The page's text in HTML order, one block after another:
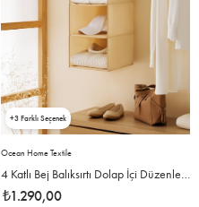
Ocean Home Textile
4 Katlı Bej Balıksırtı Dolap İçi Düzenleyici 30 x 30 x 80 cm
₺1.290,00
3